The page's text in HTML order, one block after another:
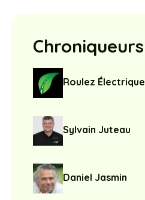
Chroniqueurs
Roulez Électrique
Sylvain Juteau
Daniel Jasmin